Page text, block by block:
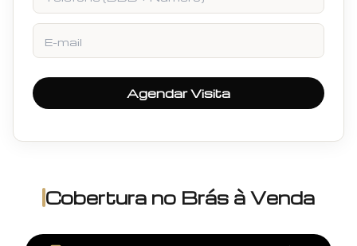
Cobertura no Brás à Venda
E-mail
Agendar Visita